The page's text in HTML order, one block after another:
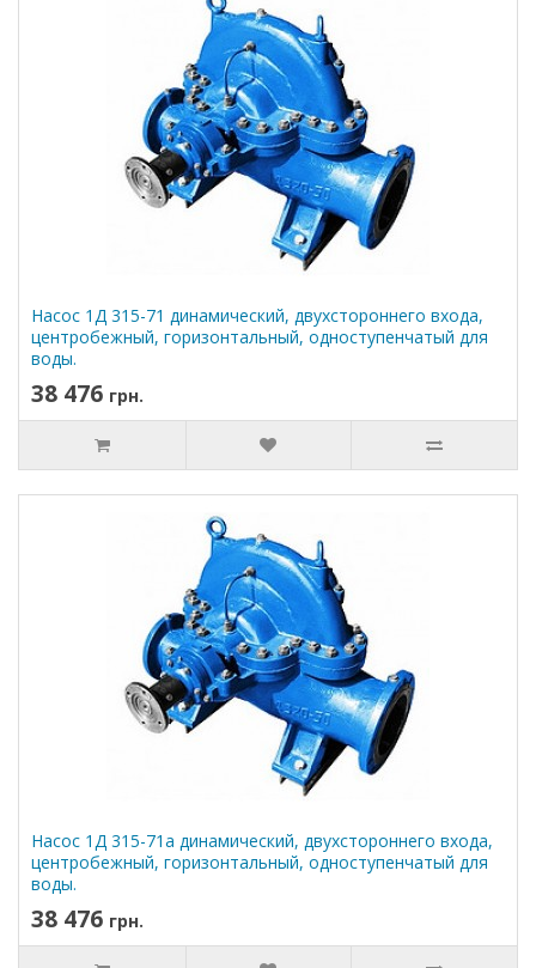
Насос 1Д 315-71 динамический, двухстороннего входа,
центробежный, горизонтальный, одноступенчатый для
воды.
38 476 грн.
Насос 1Д 315-71а динамический, двухстороннего входа,
центробежный, горизонтальный, одноступенчатый для
воды.
38 476 грн.